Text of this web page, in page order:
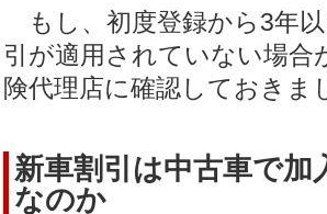
もし、初度登録から3年
引が適用されていない場
険代理店に確認しておきま
新車割引は中古車で加
なのか